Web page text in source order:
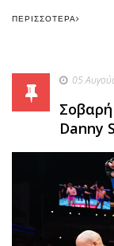
ΠΕΡΙΣΣΌΤΕΡΑ
05
Σοβαρή
Danny